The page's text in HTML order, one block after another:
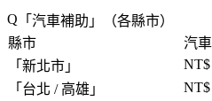
「 汽車補助 」（各縣市）
縣市
汽
「 新北市 」
NT$
「 台北 / 高雄 」
NT$